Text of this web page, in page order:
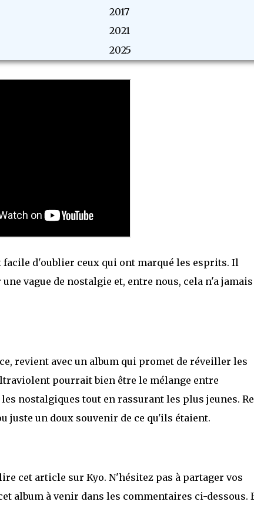
2017
2021
2025
facile d'oublier ceux qui ont marqué les esprits. Il
vague de nostalgie et, entre nous, cela n'a jamais
revient avec un album qui promet de réveiller les
pourrait bien être le mélange entre
nostalgiques tout en rassurant les plus jeunes.
juste un doux souvenir de ce qu'ils étaient.
cet article sur Kyo. N'hésitez pas à partager vos
album à venir dans les commentaires ci-dessous.